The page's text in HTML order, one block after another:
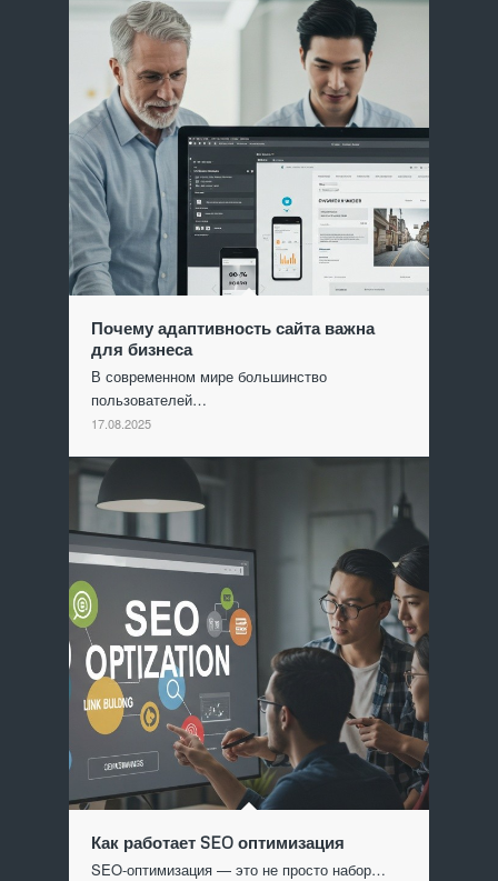
Почему адаптивность сайта важна
для бизнеса
В современном мире большинство
пользователей…
17.08.2025
Как работает SEO оптимизация
SEO-оптимизация — это не просто набор…